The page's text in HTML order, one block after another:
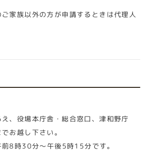
家族以外の方が申請するときは代理人
、役場本庁舎・総合窓口、津和野庁
お越し下さい。
8時30分～午後5時15分です。